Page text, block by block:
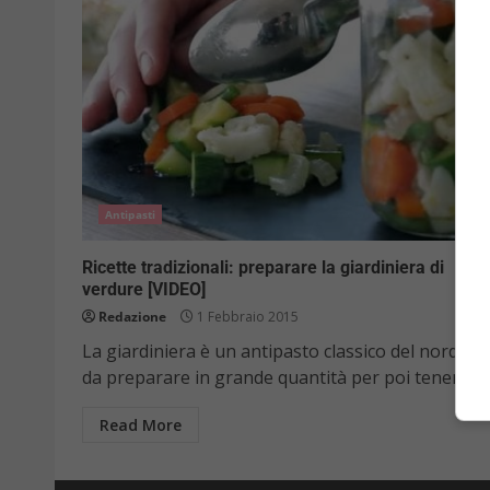
Antipasti
Ricette tradizionali: preparare la giardiniera di
verdure [VIDEO]
Redazione 1 Febbraio 2015
La giardiniera è un antipasto classico del nord Italia
da preparare in grande quantità per poi tenere...
Read More